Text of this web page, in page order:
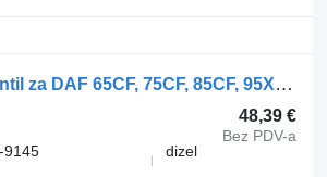
WABCO 95XF (01.97-12.02) 4728800300 glavni kocioni ventil za DAF 65CF, 75CF, 85CF, 95XF (1997-2002) tegljača
48,39 €
Bez PDV-a
9145
dizel